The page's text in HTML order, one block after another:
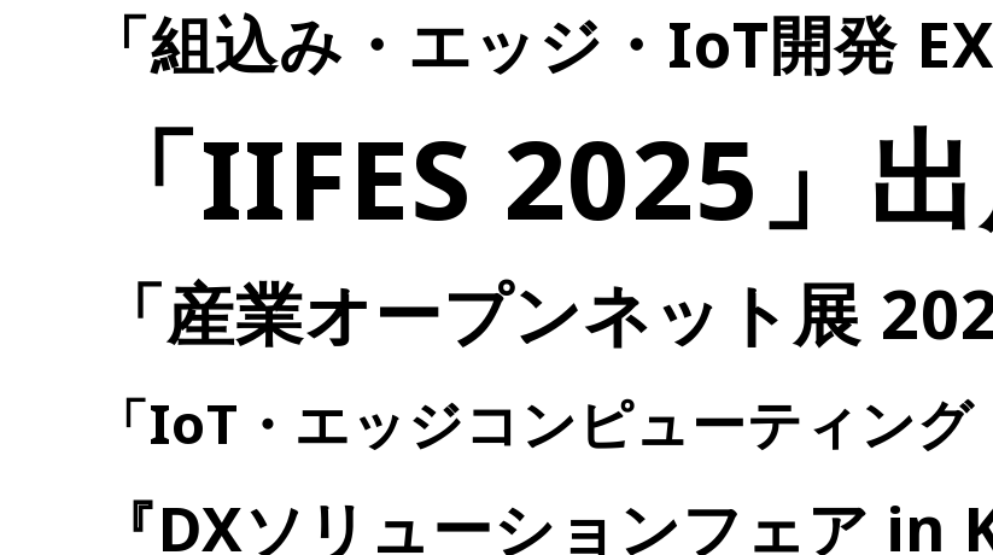
産業用ボックス型コンピュータ
エッジIoTゲートウェイ
LoRaWAN®対応IoTノード
ARCNET
VMEボード
マザーボード
シリアルボード
キャリアボード
エッジコンピューティング・AIoT
産業用ネットワーク
パートナー
アクセス
「組込み・エッジ・IoT開発
「IIFES 2025」
「産業オープンネット展
「IoT・エッジコンピューティン
『DXソリューションフェア in